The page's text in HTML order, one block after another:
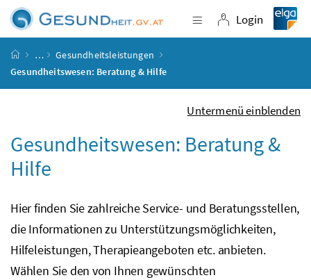
Zum Inhalt
Zum Hauptmenü
Zum Untermenü
Zur Suche
Navigation
Login
Login
Startseite
…
Gesundheitsleistungen
Gesundheitswesen: Beratung & Hilfe
Untermenü einblenden
Gesundheitswesen: Beratung &
Hilfe
Hier finden Sie zahlreiche Service- und Beratungsstellen,
die Informationen zu Unterstützungsmöglichkeiten,
Hilfeleistungen, Therapieangeboten etc.anbieten.
Wählen Sie den von Ihnen gewünschten